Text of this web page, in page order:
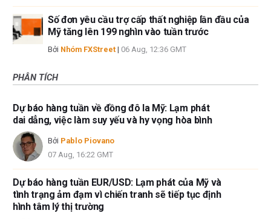
Số đơn yêu cầu trợ cấp thất nghiệp lần đầu của
Mỹ tăng lên 199 nghìn vào tuần trước
Bởi Nhóm FXStreet | 06 Aug, 12:36 GMT
PHÂN TÍCH
Dự báo hàng tuần về đồng đô la Mỹ: Lạm phát
dai dẳng, việc làm suy yếu và hy vọng hòa bình
Bởi Pablo Piovano
07 Aug, 16:22 GMT
Dự báo hàng tuần EUR/USD: Lạm phát của Mỹ và
tình trạng ảm đạm vì chiến tranh sẽ tiếp tục định
hình tâm lý thị trường